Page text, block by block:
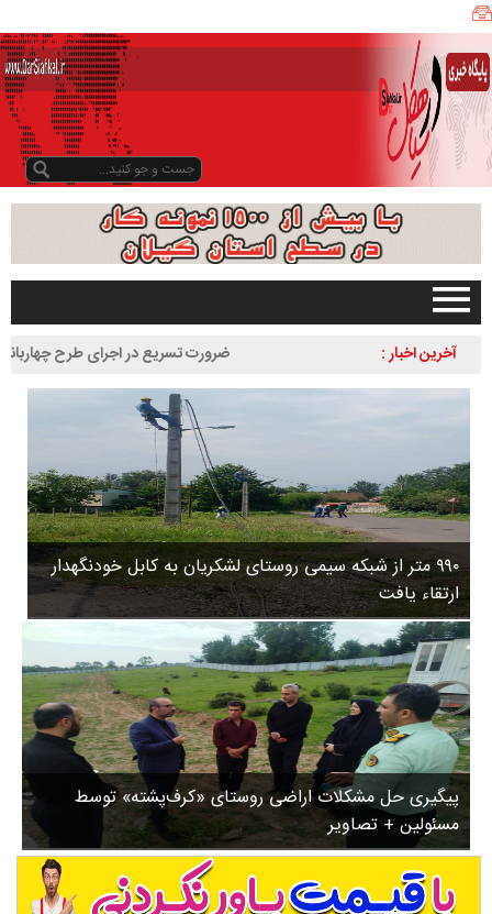
صفحه اصلی
دیلمان
روستاها
ورزشی
سیاسی
چندرسانه ای
مسیر گردشگری دیلمان
درباره ما
آخرین اخبار :
ضرورت تسریع در اجرای طرح چهاربانده
لاهیجان به سیاهکل
۹۹۰ متر از شبکه سیمی روستای لشکریان به کابل خودنگهدار
ارتقاء یافت
پیگیری حل مشکلات اراضی روستای «کرف‌پشته» توسط
مسئولین + تصاویر
ا
ه
ک
ل
ز
و
د
و
د
س
۱
۳
۵
۸
ب
ا
ز
ن
ش
س
ت
ش
د
.